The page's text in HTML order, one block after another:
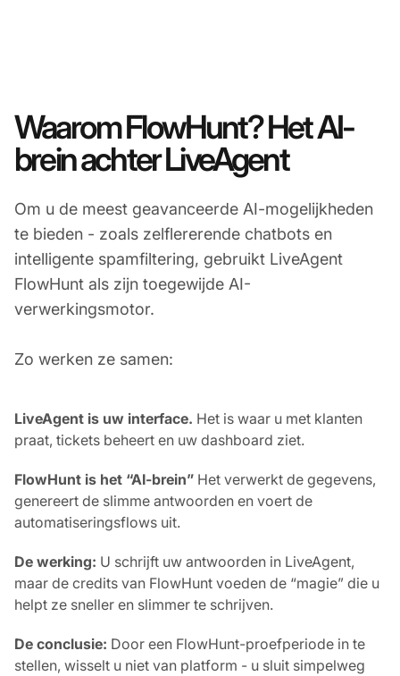
Waarom FlowHunt? Het AI-
brein achter LiveAgent
Om u de meest geavanceerde AI-mogelijkheden
te bieden - zoals zelflererende chatbots en
intelligente spamfiltering, gebruikt LiveAgent
FlowHunt als zijn toegewijde AI-
verwerkingsmotor.
Zo werken ze samen:
LiveAgent is uw interface. Het is waar u met klanten
praat, tickets beheert en uw dashboard ziet.
FlowHunt is het “AI-brein” Het verwerkt de gegevens,
genereert de slimme antwoorden en voert de
automatiseringsflows uit.
De werking: U schrijft uw antwoorden in LiveAgent,
maar de credits van FlowHunt voeden de “magie” die u
helpt ze sneller en slimmer te schrijven.
De conclusie: Door een FlowHunt-proefperiode in te
stellen, wisselt u niet van platform - u sluit simpelweg